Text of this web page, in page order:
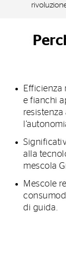
Efficienza
e fianchi
alla
mescola
Mescole
di guida.